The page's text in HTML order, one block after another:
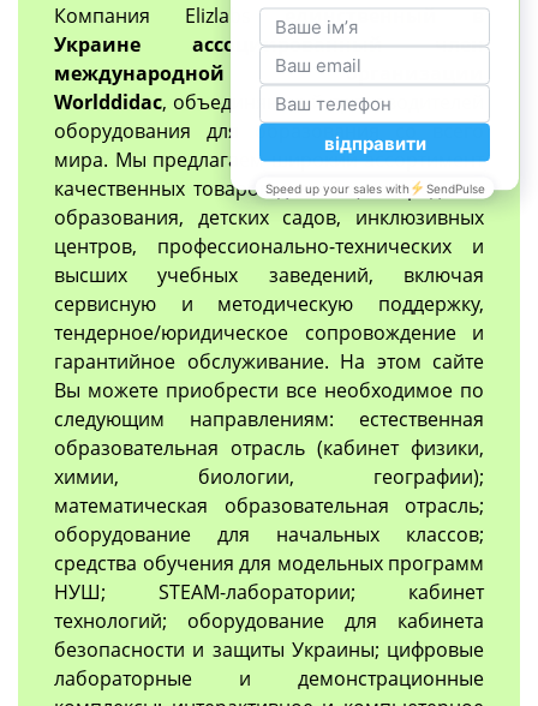
Компания Elizlabsединственный в
Украине ассоциированный член
международной организации
Worlddidac, объединяющий производителей
оборудования для образования со всего
мира. Мы предлагаем широкий ассортимент
качественных товаров для общего среднего
образования, детских садов, инклюзивных
центров, профессионально-технических и
высших учебных заведений, включая
сервисную и методическую поддержку,
тендерное/юридическое сопровождение и
гарантийное обслуживание. На этом сайте
Вы можете приобрести все необходимое по
следующим направлениям: естественная
образовательная отрасль (кабинет физики,
химии, биологии, географии);
математическая образовательная отрасль;
оборудование для начальных классов;
средства обучения для модельных программ
НУШ; STEAM-лаборатории; кабинет
технологий; оборудование для кабинета
безопасности и защиты Украины; цифровые
лабораторные и демонстрационные